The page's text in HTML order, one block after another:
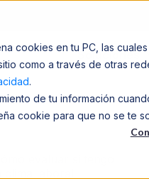
cookies en tu PC, las
como a través de otras
.
de tu información
cookie para que no se te
Soluciones